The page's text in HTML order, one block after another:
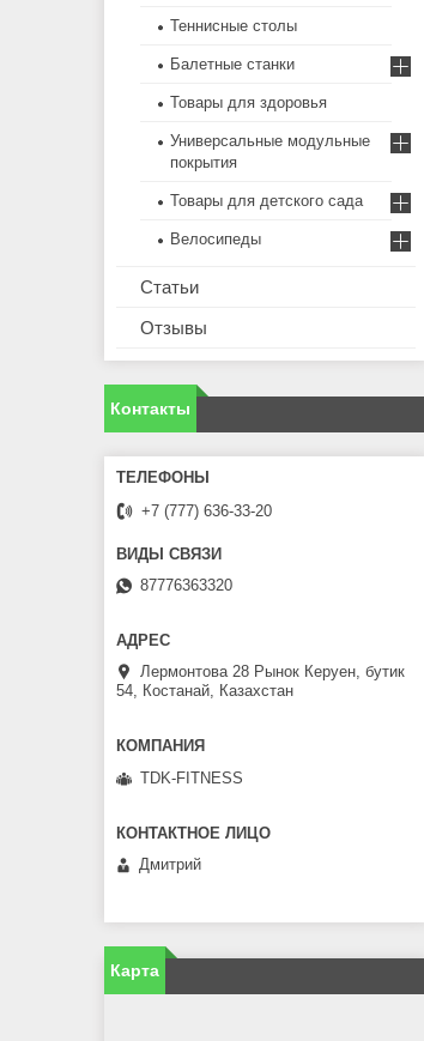
Теннисные столы
Балетные станки
Товары для здоровья
Универсальные модульные
покрытия
Товары для детского сада
Велосипеды
Статьи
Отзывы
Контакты
+7 (777) 636-33-20
87776363320
Лермонтова 28 Рынок Керуен, бутик
54, Костанай, Казахстан
TDK-FITNESS
Дмитрий
Карта